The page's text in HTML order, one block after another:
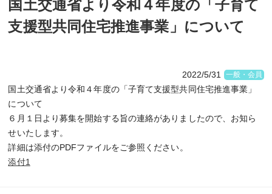
国土交通省より令和４年度の「子育て
支援型共同住宅推進事業」について
2022/5/31 一般・会員
国土交通省より令和４年度の「子育て支援型共同住宅推進事業」
について
６月１日より募集を開始する旨の連絡がありましたので、お知ら
せいたします。
詳細は添付のPDFファイルをご参照ください。
添付1